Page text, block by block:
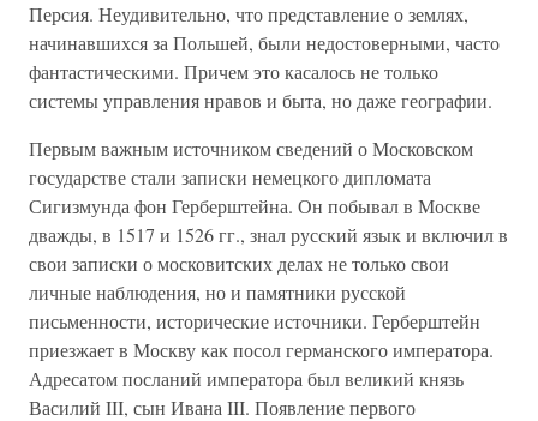
Персия. Неудивительно, что представление о землях,
начинавшихся за Польшей, были недостоверными, часто
фантастическими. Причем это касалось не только
системы управления нравов и быта, но даже географии.
Первым важным источником сведений о Московском
государстве стали записки немецкого дипломата
Сигизмунда фон Герберштейна. Он побывал в Москве
дважды, в 1517 и 1526 гг., знал русский язык и включил в
свои записки о московитских делах не только свои
личные наблюдения, но и памятники русской
письменности, исторические источники. Герберштейн
приезжает в Москву как посол германского императора.
Адресатом посланий императора был великий князь
Василий III, сын Ивана III. Появление первого